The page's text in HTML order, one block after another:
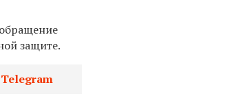
защите.
Telegram